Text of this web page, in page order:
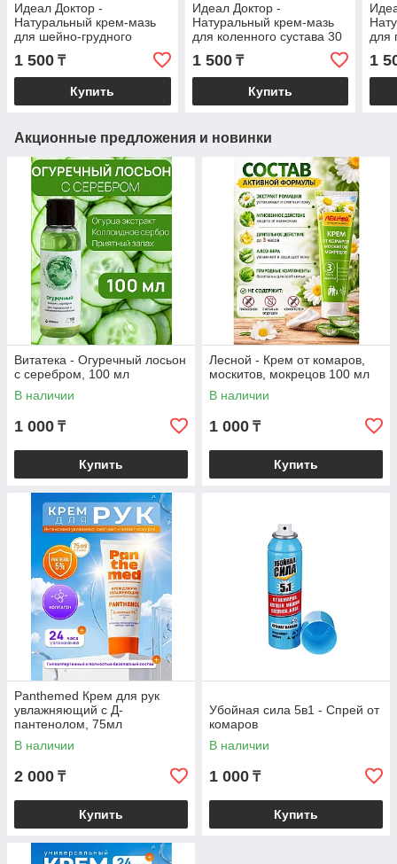
Идеал Доктор -
Натуральный крем-мазь
для шейно-грудного
отдела позвоночника 30 г
1 500 ₸
Купить
Идеал Доктор -
Натуральный крем-мазь
для коленного сустава 30
1 500₸
Купить
для
1
Акционные предложения и новинки
Витатека - Огуречный лосьон
с серебром, 100 мл
В наличии
1 000 ₸
Купить
Лесной - Крем от комаров,
москитов, мокрецов 100 мл
В наличии
1 000 ₸
Купить
Panthemed Крем для рук
увлажняющий с Д-
пантенолом, 75мл
В наличии
2 000 ₸
Купить
Убойная сила 5в1 - Спрей от
комаров
В наличии
1 000 ₸
Купить